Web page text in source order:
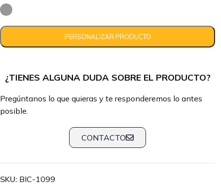
¿TIENES ALGUNA DUDA SOBRE EL PRODUCTO?
Pregúntanos lo que quieras y te responderemos lo antes
posible.
CONTACTO
SKU: BIC-1099